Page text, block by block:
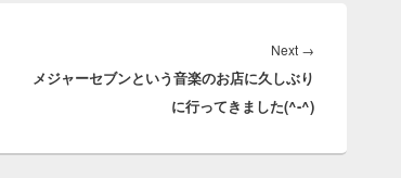
Next →
メジャーセブンという音楽のお店に久しぶり
に行ってきました(^-^)